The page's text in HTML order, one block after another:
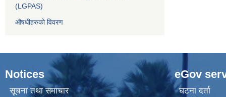
(LGPAS)
औषधीहरुको विवरण
Notices
सूचना तथा समाचार
eGov
घटना दर्ता